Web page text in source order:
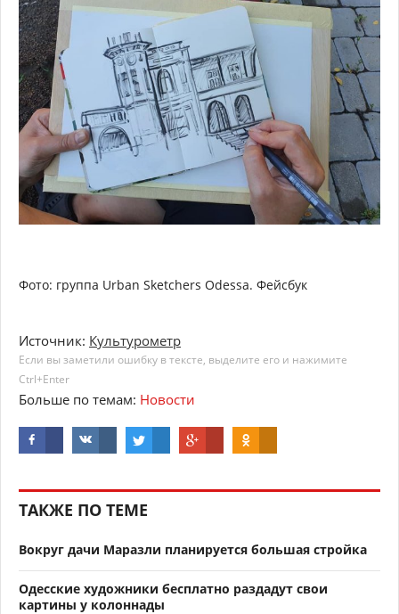
Фото: группа Urban Sketchers Odessa. Фейсбук
Источник: Культурометр
Если вы заметили ошибку в тексте, выделите его и нажимите
Ctrl+Enter
Больше по темам: Новости
ТАКЖЕ ПО ТЕМЕ
Вокруг дачи Маразли планируется большая стройка
Одесские художники бесплатно раздадут свои
картины у колоннады